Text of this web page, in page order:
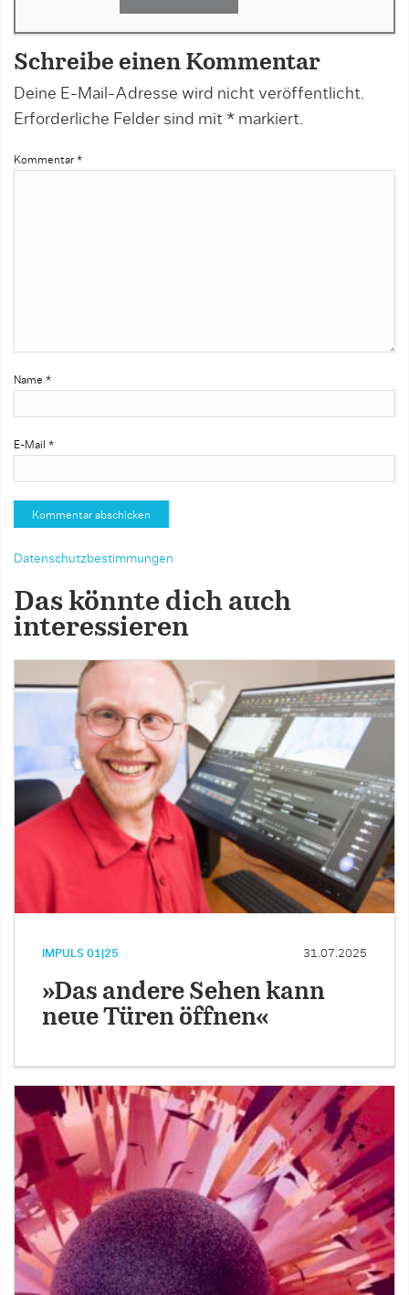
Schreibe einen Kommentar
Deine E-Mail-Adresse wird nicht veröffentlicht.
Erforderliche Felder sind mit * markiert.
Kommentar *
Name *
E-Mail *
Datenschutzbestimmungen
Das könnte dich auch
interessieren
IMPULS 01|25 31.07.2025
»Das andere Sehen kann
neue Türen öffnen«